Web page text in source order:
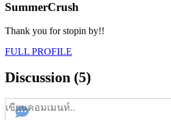
SummerCrush
Thank you for stopin by!!
FULL PROFILE
Discussion (5)